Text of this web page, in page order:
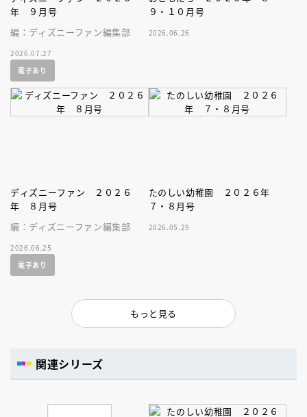
年 ９月号
編：ディズニーファン編集部
2026.07.27
電子あり
９・１０月号
2026.06.26
ディズニーファン ２０２６
年 ８月号
編：ディズニーファン編集部
2026.06.25
電子あり
たのしい幼稚園 ２０２６年
７・８月号
2026.05.29
もっと見る
関連シリーズ